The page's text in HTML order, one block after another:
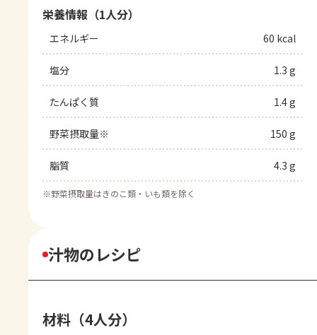
栄養情報（1人分）
エネルギー 60 kcal
塩分 1.3 g
たんぱく質 1.4 g
野菜摂取量※ 150 g
脂質 4.3 g
※野菜摂取量はきのこ類・いも類を除く
汁物のレシピ
材料（4人分）